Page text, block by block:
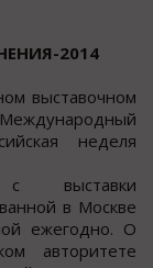
2014
выставочном
неделя
выставки
в Москве
ежегодно. О
авторитете